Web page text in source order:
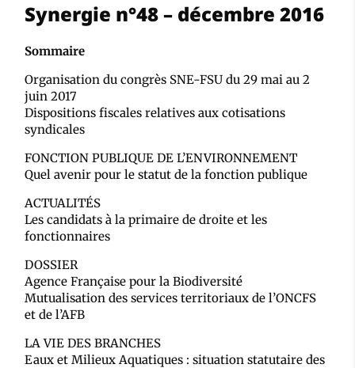
Synergie n°48 – décembre 2016
Sommaire
Organisation du congrès SNE-FSU du 29 mai au 2
juin 2017
Dispositions fiscales relatives aux cotisations
syndicales
FONCTION PUBLIQUE DE L’ENVIRONNEMENT
Quel avenir pour le statut de la fonction publique
ACTUALITÉS
Les candidats à la primaire de droite et les
fonctionnaires
DOSSIER
Agence Française pour la Biodiversité
Mutualisation des services territoriaux de l’ONCFS
et de l’AFB
LA VIE DES BRANCHES
Eaux et Milieux Aquatiques : situation statutaire des